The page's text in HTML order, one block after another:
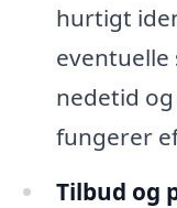
hurtigt
eventuelle
nedetid
fungerer
Tilbud og